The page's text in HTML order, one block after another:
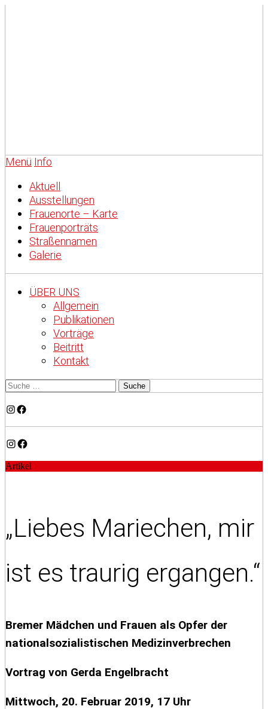
Menü Info
Aktuell
Ausstellungen
Frauenorte – Karte
Frauenporträts
Straßennamen
Galerie
ÜBER UNS
Allgemein
Publikationen
Vorträge
Beitritt
Kontakt
Instagram
Facebook
Instagram
Facebook
Artikel
„Liebes Mariechen, mir
ist es traurig ergangen.“
Bremer Mädchen und Frauen als Opfer der
nationalsozialistischen Medizinverbrechen
Vortrag von Gerda Engelbracht
Mittwoch, 20. Februar 2019, 17 Uhr